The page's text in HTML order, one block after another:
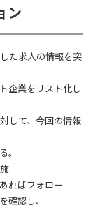
ン
た求人の情報を突
企業をリスト化し
して、今回の情報
。
ればフォロー
確認し、